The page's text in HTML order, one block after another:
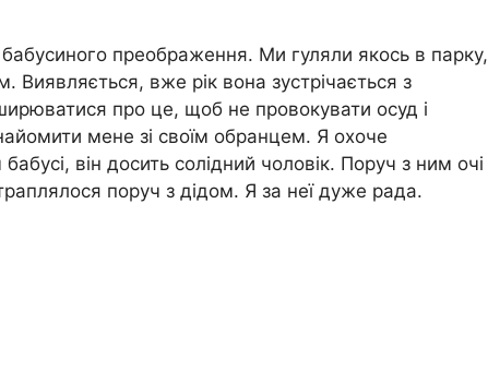
бабусиного преображення. Ми гуляли якось в парку,
Виявляється, вже рік вона зустрічається з
про це, щоб не провокувати осуд і
мене зі своїм обранцем. Я охоче
він досить солідний чоловік. Поруч з ним очі
поруч з дідом. Я за неї дуже рада.